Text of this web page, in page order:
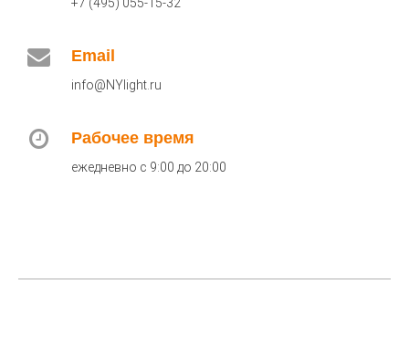
Email
info@NYlight.ru
Рабочее время
ежедневно с 9:00 до 20:00